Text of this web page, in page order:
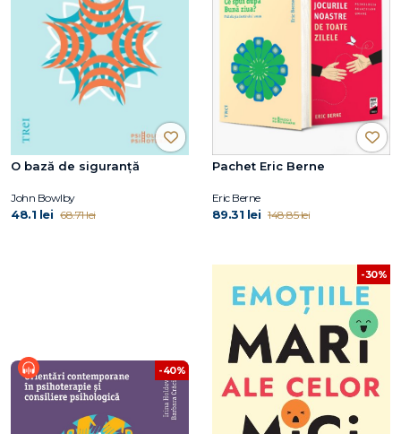
O bază de siguranță
John Bowlby
48.1 lei 68.71 lei
Pachet Eric Berne
Eric Berne
89.31 lei 148.85 lei
-40%
-30%